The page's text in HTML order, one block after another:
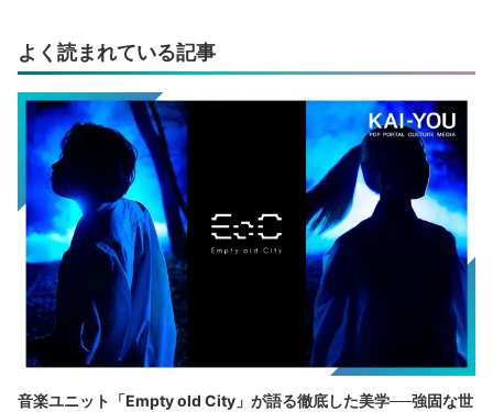
よく読まれている記事
音楽ユニット「Empty old City」が語る徹底した美学──強固な世